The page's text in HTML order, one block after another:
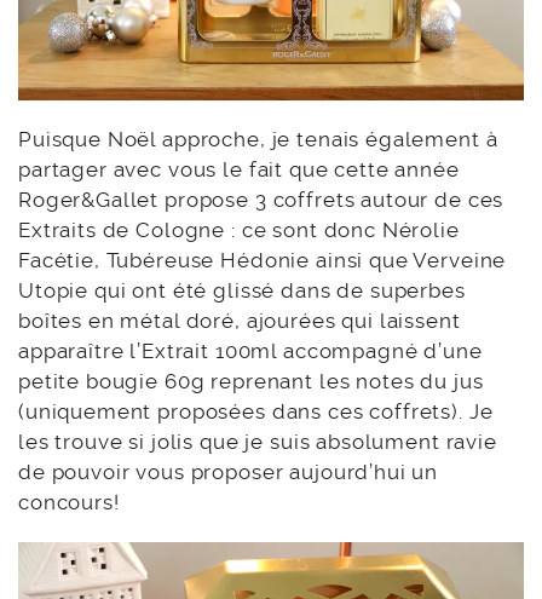
Puisque Noël approche, je tenais également à
partager avec vous le fait que cette année
Roger&Gallet propose 3 coffrets autour de ces
Extraits de Cologne : ce sont donc Nérolie
Facétie, Tubéreuse Hédonie ainsi que Verveine
Utopie qui ont été glissé dans de superbes
boîtes en métal doré, ajourées qui laissent
apparaître l’Extrait 100ml accompagné d’une
petite bougie 60g reprenant les notes du jus
(uniquement proposées dans ces coffrets). Je
les trouve si jolis que je suis absolument ravie
de pouvoir vous proposer aujourd’hui un
concours!